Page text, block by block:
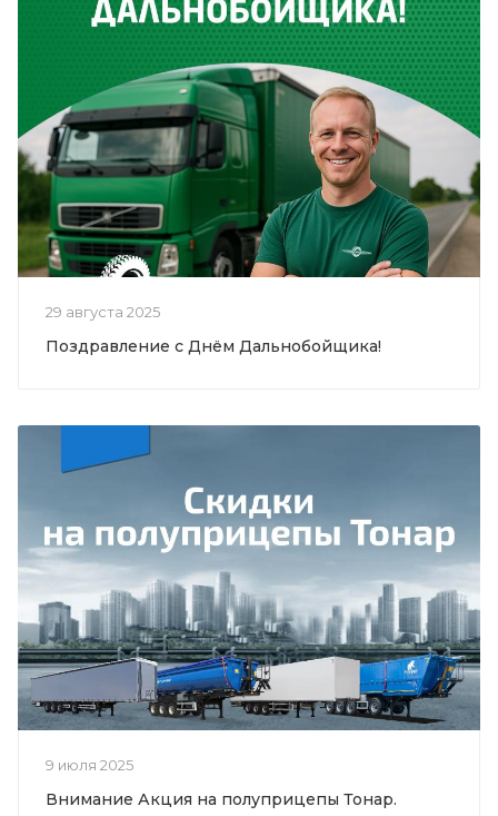
29 августа 2025
Поздравление с Днём Дальнобойщика!
9 июля 2025
Внимание Акция на полуприцепы Тонар.